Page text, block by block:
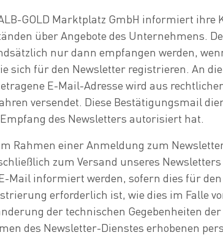
GOLD Marktplatz GmbH informiert
über Angebote des Unternehmens.
nur dann empfangen werden,
sich für den Newsletter registrieren. An
E-Mail-Adresse wird aus
versendet. Diese Bestätigungsmail
des Newsletters autorisiert hat.
Rahmen einer Anmeldung zum
zum Versand unseres
Mail informiert werden, sofern dies für
erforderlich ist, wie dies im Falle
der technischen Gegebenheiten
des Newsletter-Dienstes erhobenen